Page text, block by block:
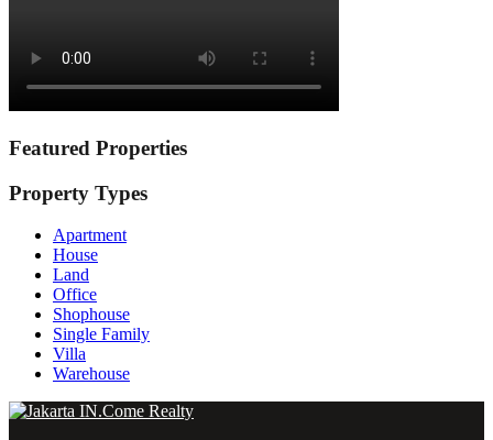
Featured Properties
Property Types
Apartment
House
Land
Office
Shophouse
Single Family
Villa
Warehouse